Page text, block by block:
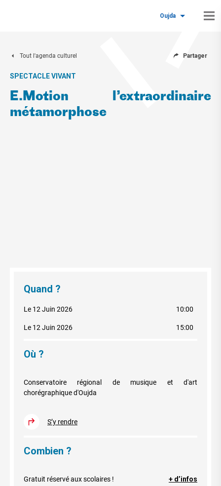
Oujda
Tout l'agenda culturel Partager
SPECTACLE VIVANT
E.Motion l’extraordinaire
métamorphose
Quand ?
Le 12 Juin 2026 10:00
Le 12 Juin 2026 15:00
Où ?
Conservatoire régional de musique et d'art
chorégraphique d'Oujda
S’y rendre
Combien ?
Gratuit réservé aux scolaires ! + d’infos